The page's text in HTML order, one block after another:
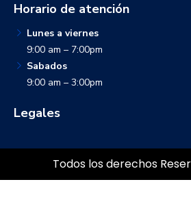
Legales
Horario de atención
Lunes a viernes
9:00 am – 7:00pm
Sabados
9:00 am – 3:00pm
Todos los derechos